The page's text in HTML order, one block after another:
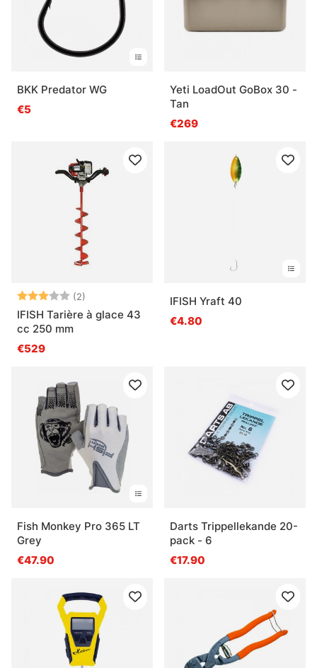
BKK Predator WG
€5
Yeti LoadOut GoBox 30 -
Tan
€269
Note: (2)
IFISH Tarière à glace 43
cc 250 mm
€529
IFISH Yraft 40
€4.80
Fish Monkey Pro 365 LT
Grey
€47.90
Darts Trippellekande 20-
pack - 6
€17.90